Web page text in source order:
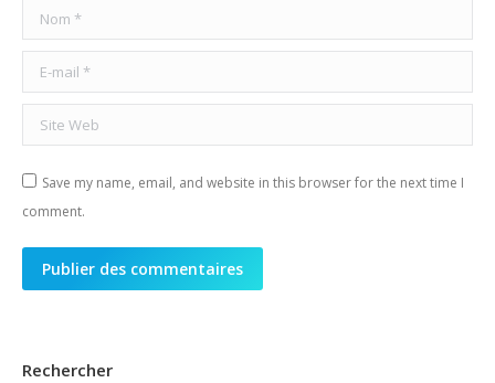
Nom *
E-mail *
Site Web
Save my name, email, and website in this browser for the next time I
comment.
Publier des commentaires
Rechercher